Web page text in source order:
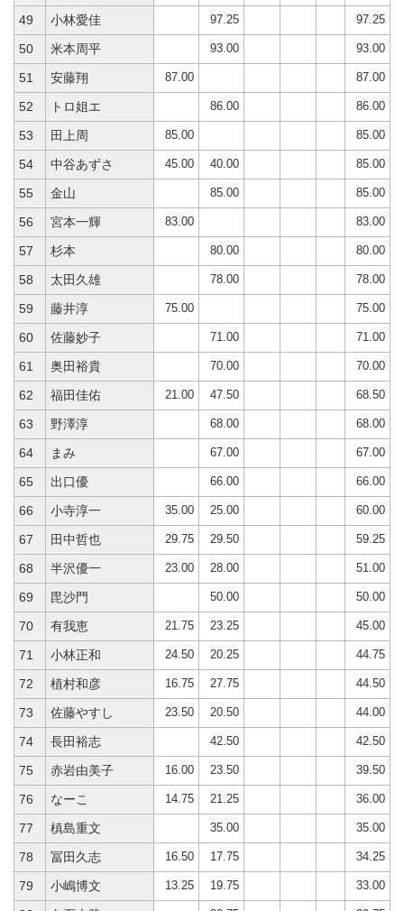
49 小林愛佳 97.25 97.25
50 米本周平 93.00 93.00
51 安藤翔 87.00 87.00
52 トロ姐エ 86.00 86.00
53 田上周 85.00 85.00
54 中谷あずさ 45.00 40.00 85.00
55 金山 85.00 85.00
56 宮本一輝 83.00 83.00
57 杉本 80.00 80.00
58 太田久雄 78.00 78.00
59 藤井淳 75.00 75.00
60 佐藤妙子 71.00 71.00
61 奥田裕貴 70.00 70.00
62 福田佳佑 21.00 47.50 68.50
63 野澤淳 68.00 68.00
64 まみ 67.00 67.00
65 出口優 66.00 66.00
66 小寺淳一 35.00 25.00 60.00
67 田中哲也 29.75 29.50 59.25
68 半沢優一 23.00 28.00 51.00
69 毘沙門 50.00 50.00
70 有我恵 21.75 23.25 45.00
71 小林正和 24.50 20.25 44.75
72 植村和彦 16.75 27.75 44.50
73 佐藤やすし 23.50 20.50 44.00
74 長田裕志 42.50 42.50
75 赤岩由美子 16.00 23.50 39.50
76 なーこ 14.75 21.25 36.00
77 槙島重文 35.00 35.00
78 冨田久志 16.50 17.75 34.25
79 小嶋博文 13.25 19.75 33.00